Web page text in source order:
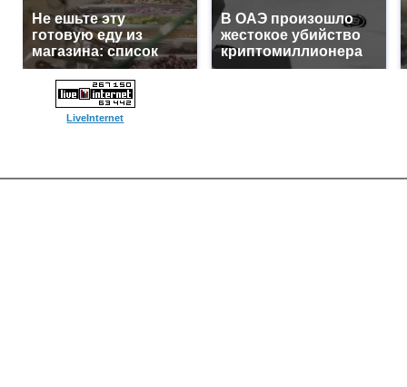
Не ешьте эту
готовую еду из
магазина: список
В ОАЭ произошло
жестокое убийство
криптомиллионера
LiveInternet